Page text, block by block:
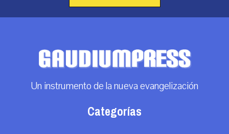
Un instrumento de la nueva evangelización
Categorías